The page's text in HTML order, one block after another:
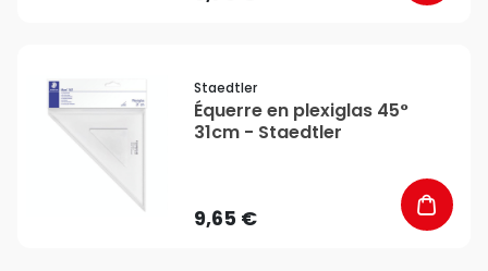
Staedtler
Équerre en plexiglas 45°
31cm - Staedtler
9,65 €